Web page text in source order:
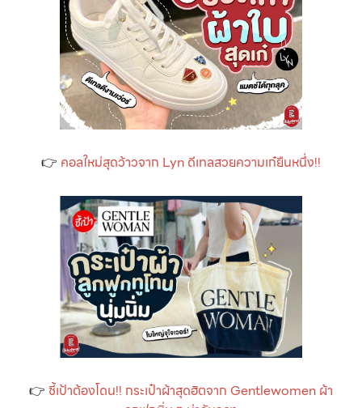
👉 คอลใหม่สุดว้าวจาก Lyn ดีเทลสวยความเก๋ยืนหนึ่ง!!
👉 ชี้เป้าต้องโดน!! กระเป๋าผ้าสุดฮิตจาก Gentlewomen ผ้า